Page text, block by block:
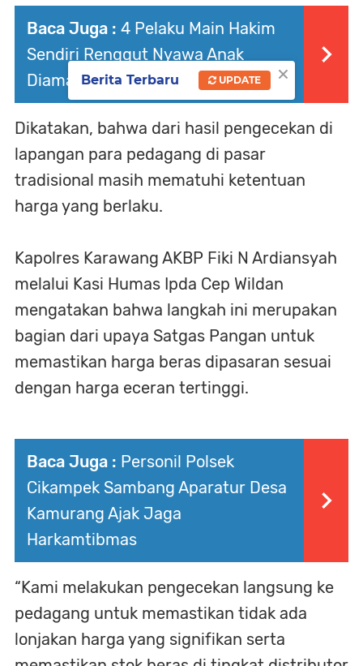
Baca Juga : 4 Pelaku Main Hakim
Sendiri Renggut Nyawa Anak
Diamankan Polres Karawang
Dikatakan, bahwa dari hasil pengecekan di
lapangan para pedagang di pasar
tradisional masih mematuhi ketentuan
harga yang berlaku.
Kapolres Karawang AKBP Fiki N Ardiansyah
melalui Kasi Humas Ipda Cep Wildan
mengatakan bahwa langkah ini merupakan
bagian dari upaya Satgas Pangan untuk
memastikan harga beras dipasaran sesuai
dengan harga eceran tertinggi.
Baca Juga : Personil Polsek
Cikampek Sambang Aparatur Desa
Kamurang Ajak Jaga
Harkamtibmas
“Kami melakukan pengecekan langsung ke
pedagang untuk memastikan tidak ada
lonjakan harga yang signifikan serta
×
Berita Terbaru UPDATE